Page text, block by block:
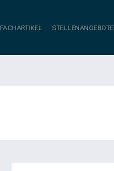
FACHARTIKEL STELLENANGEBOTE